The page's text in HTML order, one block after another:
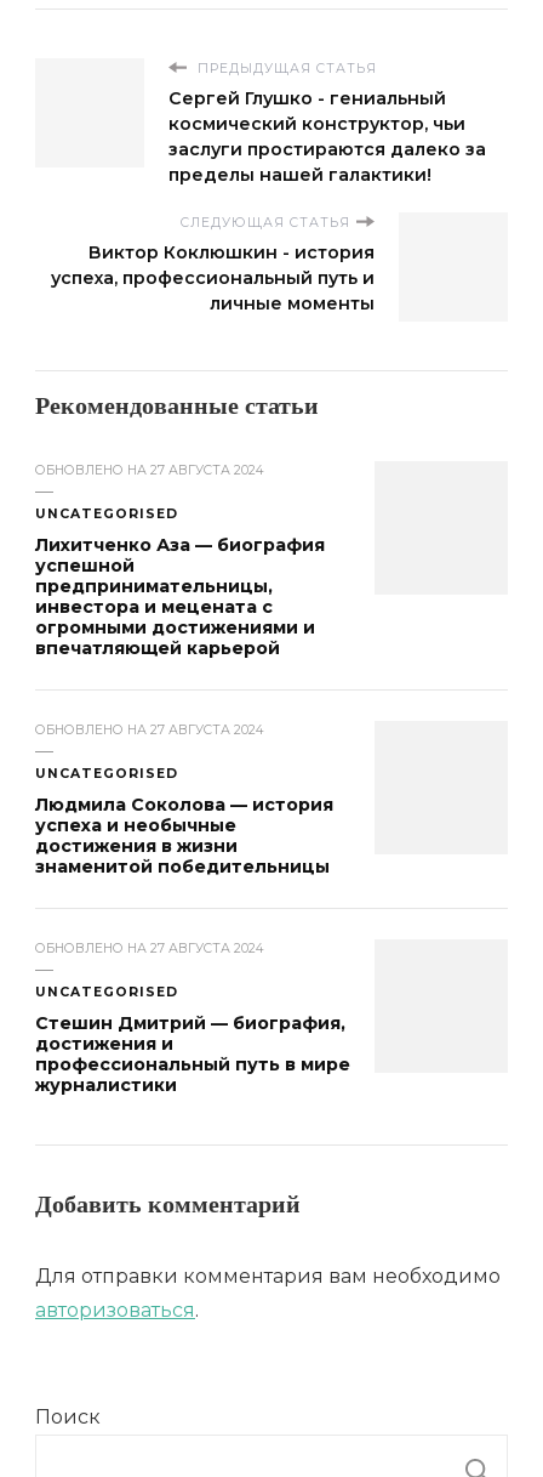
ПРЕДЫДУЩАЯ СТАТЬЯ
Сергей Глушко - гениальный
космический конструктор, чьи
заслуги простираются далеко за
пределы нашей галактики!
СЛЕДУЮЩАЯ СТАТЬЯ
Виктор Коклюшкин - история
успеха, профессиональный путь и
личные моменты
Рекомендованные статьи
ОБНОВЛЕНО НА 27 АВГУСТА 2024
UNCATEGORISED
Лихитченко Аза — биография
успешной
предпринимательницы,
инвестора и мецената с
огромными достижениями и
впечатляющей карьерой
ОБНОВЛЕНО НА 27 АВГУСТА 2024
UNCATEGORISED
Людмила Соколова — история
успеха и необычные
достижения в жизни
знаменитой победительницы
ОБНОВЛЕНО НА 27 АВГУСТА 2024
UNCATEGORISED
Стешин Дмитрий — биография,
достижения и
профессиональный путь в мире
журналистики
Добавить комментарий
Для отправки комментария вам необходимо
авторизоваться.
Поиск